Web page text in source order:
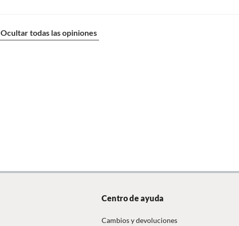
Ocultar todas las opiniones
Centro de ayuda
Cambios y devoluciones